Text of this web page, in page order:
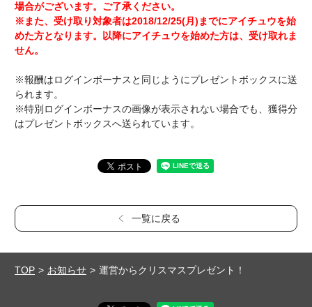
場合がございます。ご了承ください。
※また、受け取り対象者は2018/12/25(月)までにアイチュウを始
めた方となります。以降にアイチュウを始めた方は、受け取れま
せん。
※報酬はログインボーナスと同じようにプレゼントボックスに送
られます。
※特別ログインボーナスの画像が表示されない場合でも、獲得分
はプレゼントボックスへ送られています。
一覧に戻る
TOP お知らせ 運営からクリスマスプレゼント！